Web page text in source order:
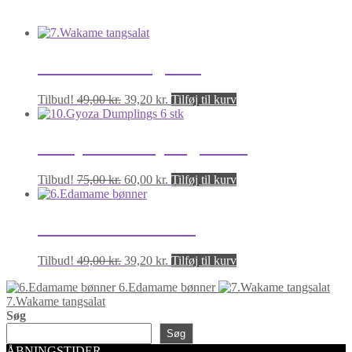
Tilbud! 49,00kr. Den
oprindelige
49,00 kr..
39,20 kr. Den
aktuelle
39,20 kr..
Tilføj til kurv
Tilbud! 75,00kr. Den
oprindelige
75,00 kr..
60,00 kr. Den
60,00 kr..
Tilføj til kurv
Tilbud! 49,00kr. Den
pris
39,20 kr. Den
pris
Tilføj til kurv
6.Edamame bønner
7.Wakame tangsalat
Søg
Søg